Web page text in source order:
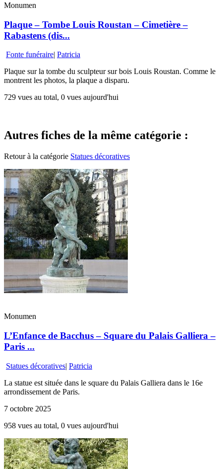
Monumen
Plaque – Tombe Louis Roustan – Cimetière –
Rabastens (dis...
Fonte funéraire| Patricia
Plaque sur la tombe du sculpteur sur bois Louis Roustan. Comme le
montrent les photos, la plaque a disparu.
729 vues au total, 0 vues aujourd'hui
Autres fiches de la même catégorie :
Retour à la catégorie Statues décoratives
Monumen
L’Enfance de Bacchus – Square du Palais Galliera –
Paris ...
Statues décoratives| Patricia
La statue est située dans le square du Palais Galliera dans le 16e
arrondissement de Paris.
7 octobre 2025
958 vues au total, 0 vues aujourd'hui